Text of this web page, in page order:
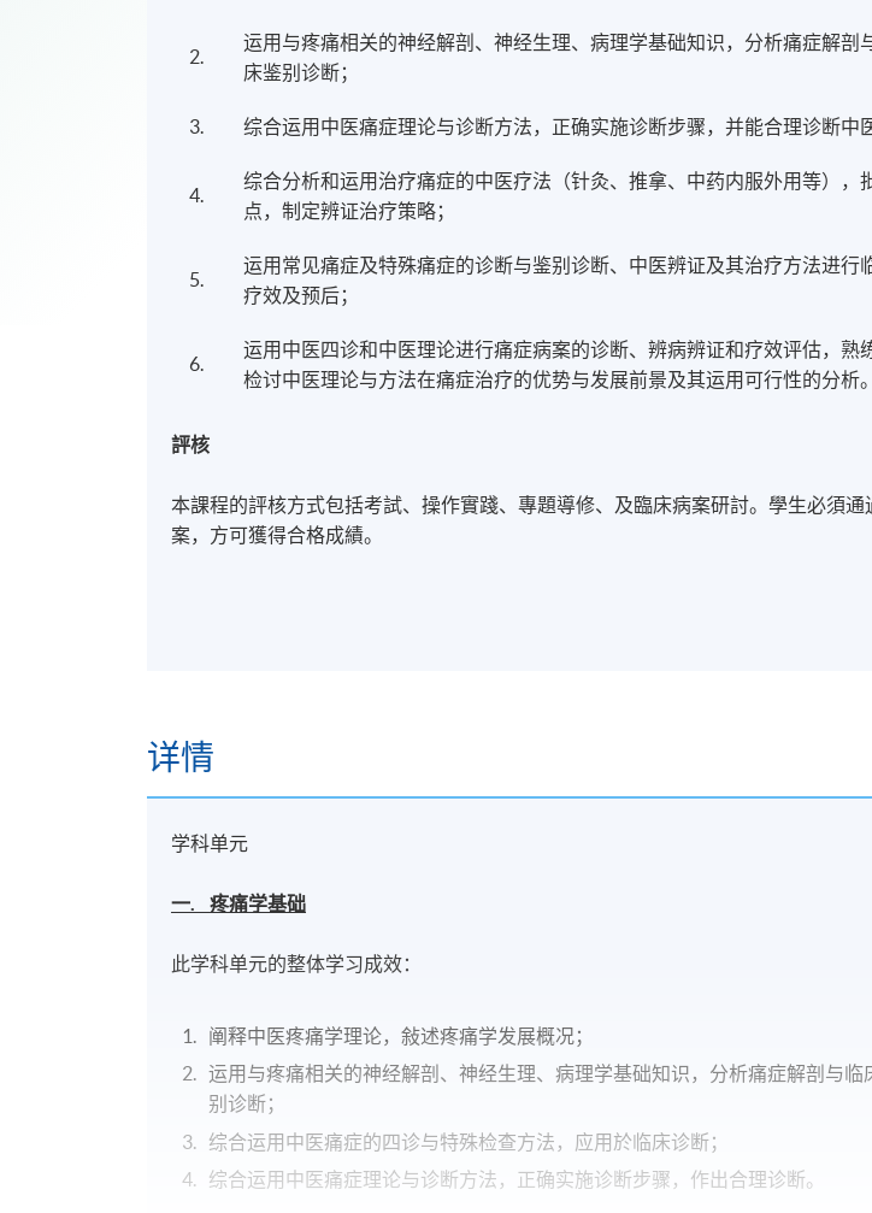
2.
运用与疼痛相关的神经解剖、神经生理、病理学基础知识，分析痛症解剖
床鉴别诊断；
3. 综合运用中医痛症理论与诊断方法，正确实施诊断步骤，并能合理诊断中
4.
综合分析和运用治疗痛症的中医疗法（针灸、推拿、中药内服外用等），
点，制定辨证治疗策略；
5.
运用常见痛症及特殊痛症的诊断与鉴别诊断、中医辨证及其治疗方法进行
疗效及预后；
6.
运用中医四诊和中医理论进行痛症病案的诊断、辨病辨证和疗效评估，熟
检讨中医理论与方法在痛症治疗的优势与发展前景及其运用可行性的分析。
評核
本課程的評核⽅式包括考試、操作實踐、專題導修、及臨床病案研討。學⽣必須
案，⽅可獲得合格成績。
详情
学科单元
一. 疼痛学基础
此学科单元的整体学习成效：
阐释中医疼痛学理论，敍述疼痛学发展概况；
运用与疼痛相关的神经解剖、神经生理、病理学基础知识，分析痛症解剖与临
别诊断；
综合运用中医痛症的四诊与特殊检查方法，应用於临床诊断；
综合运用中医痛症理论与诊断方法，正确实施诊断步骤，作出合理诊断。